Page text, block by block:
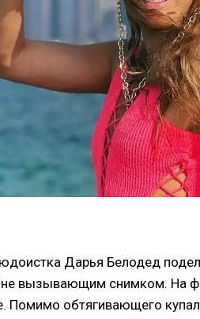
Дарья Белодед
вызывающим снимком. На
Помимо обтягивающего